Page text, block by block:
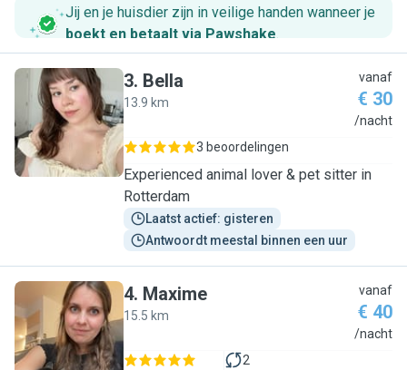
Jij en je huisdier zijn in veilige handen wanneer je
boekt en betaalt via Pawshake.
B
3. Bella
13.9 km
vanaf
€ 30
/nacht
3 beoordelingen
Experienced animal lover & pet sitter in
Rotterdam
Laatst actief: gisteren
Antwoordt meestal binnen een uur
M
4. Maxime
15.5 km
vanaf
€ 40
/nacht
2